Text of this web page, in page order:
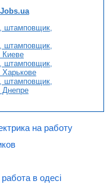
штамповщик,
штамповщик,
Киеве
штамповщик,
штамповщик,
Днепре
на работу
работа в одесі